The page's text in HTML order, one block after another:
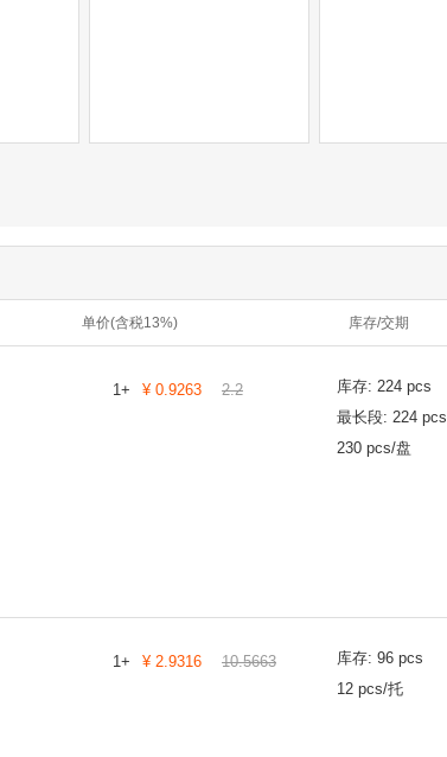
单价(含税13%) 库存/交期
1+ ¥ 0.9263 2.2 库存: 224 pcs
最长段: 224 pcs
230 pcs/盘
1+ ¥ 2.9316 10.5663 库存: 96 pcs
12 pcs/托